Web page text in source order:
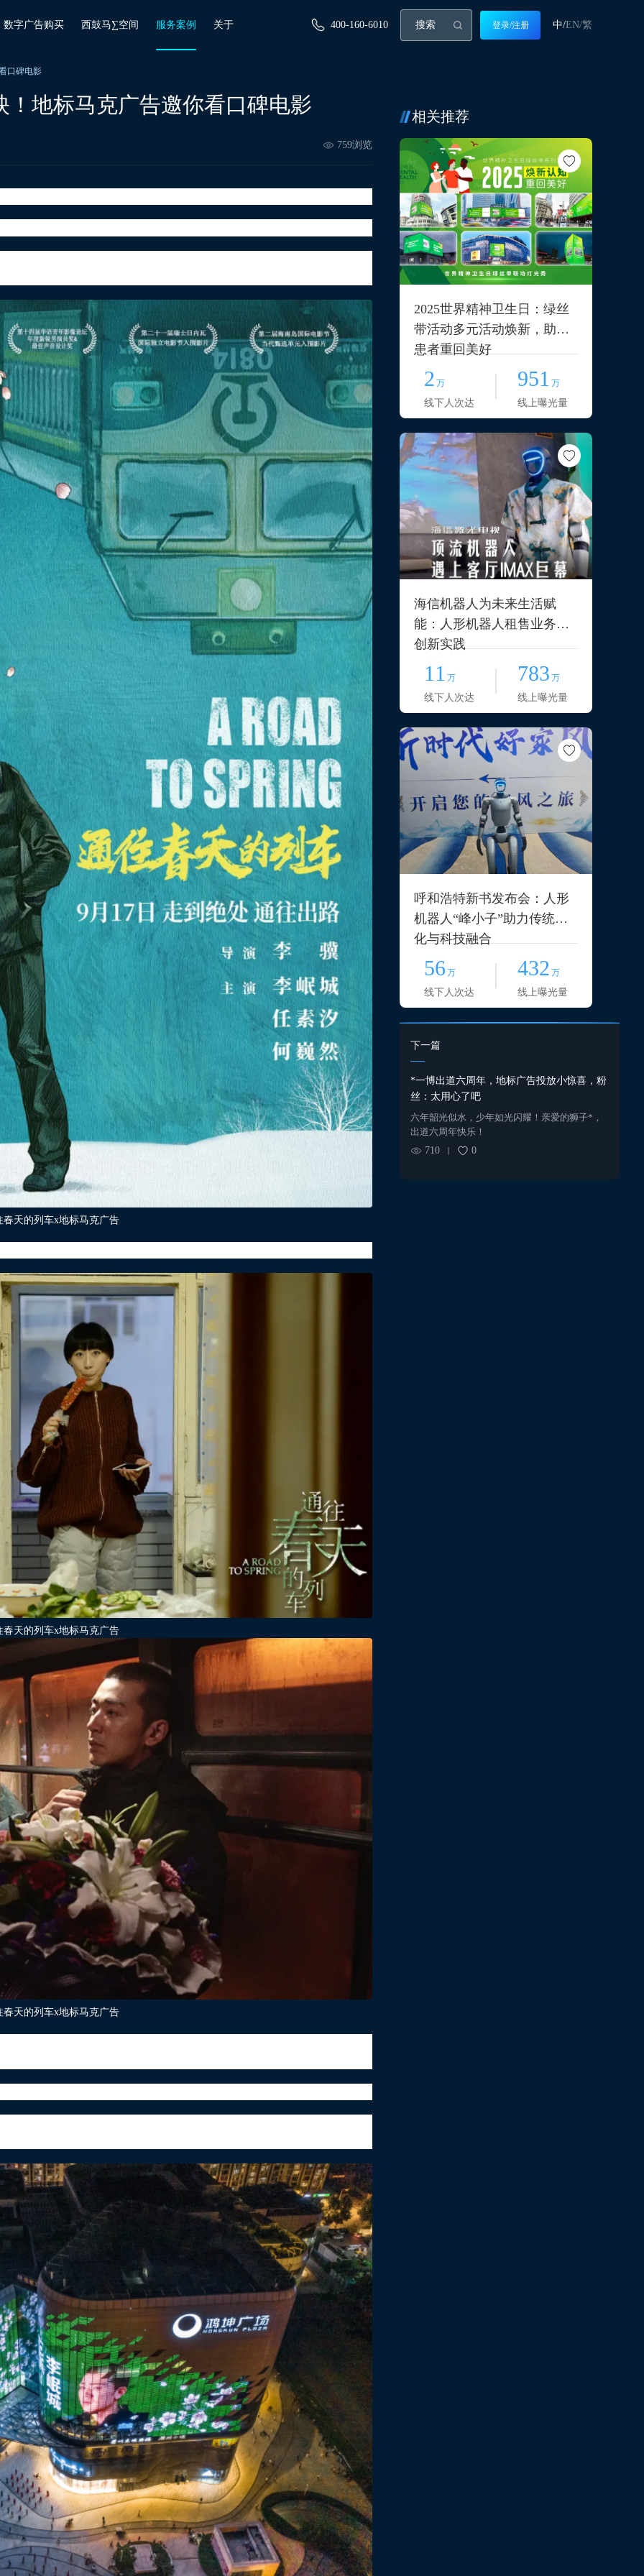
数字广告购买 西鼓马∑空间 服务案例 关于 400-160-6010 登录/注册 中/EN/繁
口碑电影
地标马克广告邀你看口碑电影
759浏览
春天的列车x地标马克广告
春天的列车x地标马克广告
春天的列车x地标马克广告
相关推荐
2025世界精神卫生日：绿丝
带活动多元活动焕新，助力
患者重回美好
2 万
线下人次达
951 万
线上曝光量
海信机器人为未来生活赋
能：人形机器人租售业务的
创新实践
11 万
线下人次达
783 万
线上曝光量
呼和浩特新书发布会：人形
机器人“峰小子”助力传统文
化与科技融合
56 万
线下人次达
432 万
线上曝光量
下一篇
*一博出道六周年，地标广告投放小惊喜，粉
丝：太用心了吧
六年韶光似水，少年如光闪耀！亲爱的狮子*，
出道六周年快乐！
710
0